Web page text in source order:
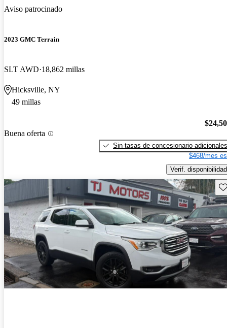
Aviso patrocinado
2023 GMC Terrain
SLT AWD 18,862 millas
Hicksville, NY
49 millas
Buena oferta
Sin tasas de concesionario adicionales
$468/mes
Verif. disponibilidad